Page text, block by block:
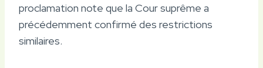
proclamation note que la Cour suprême a
précédemment confirmé des restrictions
similaires.